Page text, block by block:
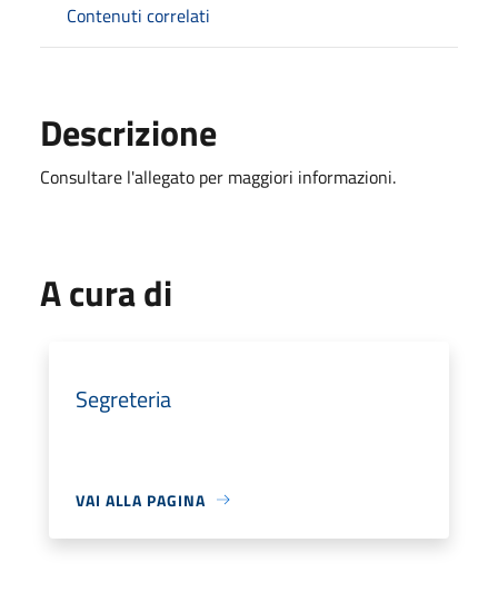
Contenuti correlati
Descrizione
Consultare l'allegato per maggiori informazioni.
A cura di
Segreteria
VAI ALLA PAGINA